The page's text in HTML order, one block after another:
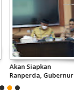
Akan Siapkan
Ranperda, Gubernur
Mahyeldi Sebut Kata
Kunci Soal Gambir